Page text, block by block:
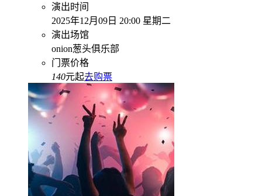
演出时间
2025年12月09日 20:00 星期二
演出场馆
onion葱头俱乐部
门票价格
140元起去购票